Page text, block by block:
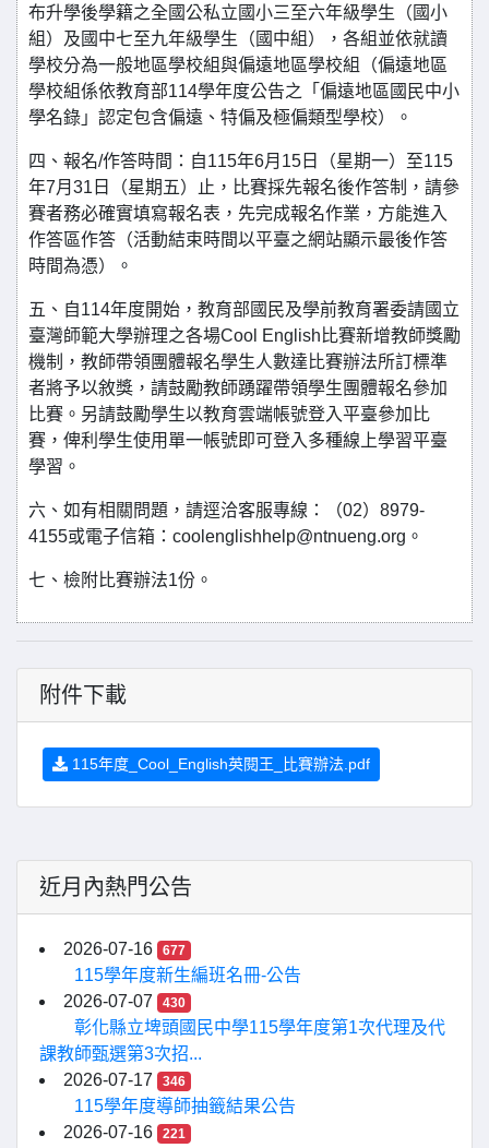
布升學後學籍之全國公私立國小三至六年級學生（國小
組）及國中七至九年級學生（國中組），各組並依就讀
學校分為一般地區學校組與偏遠地區學校組（偏遠地區
學校組係依教育部114學年度公告之「偏遠地區國民中小
學名錄」認定包含偏遠、特偏及極偏類型學校）。
四、報名/作答時間：自115年6月15日（星期一）至115
年7月31日（星期五）止，比賽採先報名後作答制，請參
賽者務必確實填寫報名表，先完成報名作業，方能進入
作答區作答（活動結束時間以平臺之網站顯示最後作答
時間為憑）。
五、自114年度開始，教育部國民及學前教育署委請國立
臺灣師範大學辦理之各場Cool English比賽新增教師獎勵
機制，教師帶領團體報名學生人數達比賽辦法所訂標準
者將予以敘獎，請鼓勵教師踴躍帶領學生團體報名參加
比賽。另請鼓勵學生以教育雲端帳號登入平臺參加比
賽，俾利學生使用單一帳號即可登入多種線上學習平臺
學習。
六、如有相關問題，請逕洽客服專線：（02）8979-
4155或電子信箱：coolenglishhelp@ntnueng.org。
七、檢附比賽辦法1份。
附件下載
115年度_Cool_English英閱王_比賽辦法.pdf
近月內熱門公告
2026-07-16 677
115學年度新生編班名冊-公告
2026-07-07
430
彰化縣立埤頭國民中學115學年度第1次代理及代
課教師甄選第3次招...
2026-07-17
346
115學年度導師抽籤結果公告
2026-07-16
221